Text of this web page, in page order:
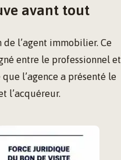
avant tout
l’agent immobilier. Ce
entre le professionnel et
l’agence a présenté le
l’acquéreur.